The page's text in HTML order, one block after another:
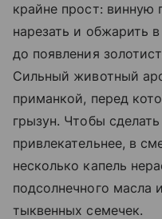
крайне прост: винную
нарезать и обжарить
до появления
Сильный животный
приманкой, перед
грызун. Чтобы
привлекательнее, в
несколько капель
подсолнечного масла
тыквенных семечек.